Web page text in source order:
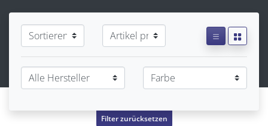
Filter zurücksetzen